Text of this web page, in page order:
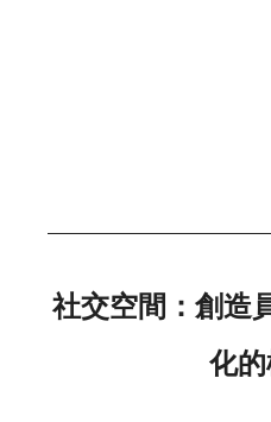
社交空間：創造
化